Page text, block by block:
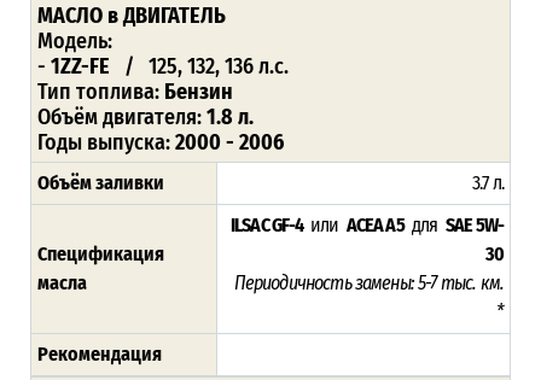
МАСЛО в ДВИГАТЕЛЬ
Модель:
- 1ZZ-FE / 125, 132, 136 л.с.
Тип топлива: Бензин
Объём двигателя:1.8 л.
Годы выпуска:2000 - 2006
Объём заливки 3.7 л.
Спецификация
масла
ILSAC GF-4 или ACEA A5для SAE 5W-
30
Периодичность замены: 5-7 тыс. км.
*
Рекомендация